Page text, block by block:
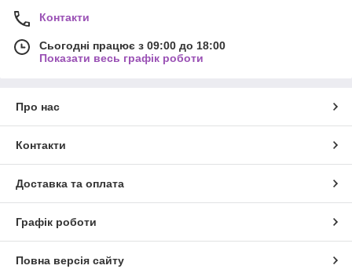
Контакти
Сьогодні працює з 09:00 до 18:00
Показати весь графік роботи
Про нас
Контакти
Доставка та оплата
Графік роботи
Повна версія сайту